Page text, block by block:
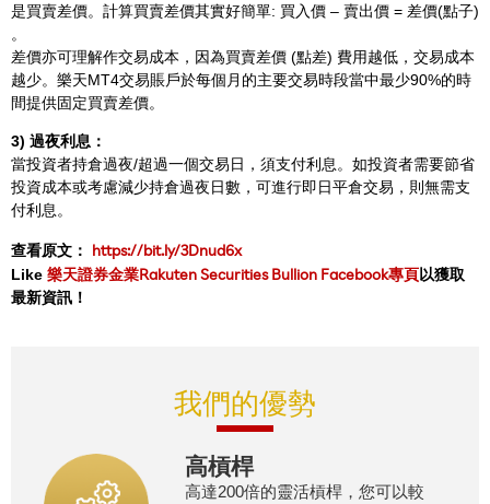
是買賣差價。計算買賣差價其實好簡單: 買入價 – 賣出價 = 差價(點子)
。
差價亦可理解作交易成本，因為買賣差價 (點差) 費用越低，交易成本
越少。樂天MT4交易賬戶於每個月的主要交易時段當中最少90%的時
間提供固定買賣差價。
3) 過夜利息：
當投資者持倉過夜/超過一個交易日，須支付利息。如投資者需要節省
投資成本或考慮減少持倉過夜日數，可進行即日平倉交易，則無需支
付利息。
查看原文： https://bit.ly/3Dnud6x
Like 樂天證券金業Rakuten Securities Bullion Facebook專頁以獲取
最新資訊！
我們的優勢
高槓桿
高達200倍的靈活槓桿，您可以較